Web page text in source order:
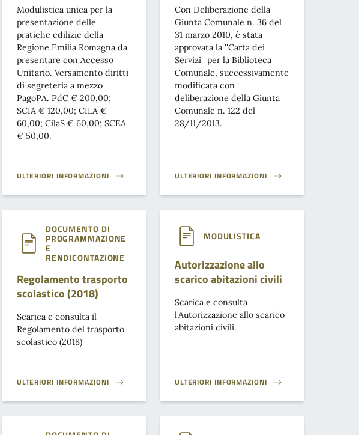
Modulistica unica per la
presentazione delle
pratiche edilizie della
Regione Emilia Romagna da
presentare con Accesso
Unitario. Versamento diritti
di segreteria a mezzo
PagoPA. PdC € 200,00;
SCIA € 120,00; CILA €
60,00; CilaS € 60,00; SCEA
€ 50,00.
ULTERIORI INFORMAZIONI
MODULISTICA EDILIZIA UNIFICATA}
Con Deliberazione della
Giunta Comunale n. 36 del
31 marzo 2010, è stata
approvata la ''Carta dei
Servizi'' per la Biblioteca
Comunale, successivamente
modificata con
deliberazione della Giunta
Comunale n. 122 del
28/11/2013.
ULTERIORI INFORMAZIONI
CARTA DEI SERVIZI}
DOCUMENTO DI
PROGRAMMAZIONE
E
RENDICONTAZIONE
Regolamento trasporto
scolastico (2018)
Scarica e consulta il
Regolamento del trasporto
scolastico (2018)
ULTERIORI INFORMAZIONI
REGOLAMENTO TRASPORTO SCOLASTICO (2018)}
MODULISTICA
Autorizzazione allo
scarico abitazioni civili
Scarica e consulta
l'Autorizzazione allo scarico
abitazioni civili.
ULTERIORI INFORMAZIONI
AUTORIZZAZIONE ALLO SCARICO ABITAZIONI CIVILI}